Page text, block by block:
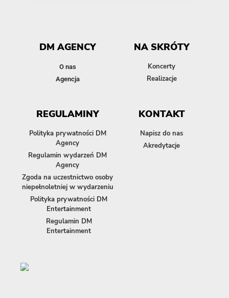
DM AGENCY
O nas
Agencja
NA SKRÓTY
Koncerty
Realizacje
REGULAMINY
Polityka prywatności DM
Agency
Regulamin wydarzeń DM
Agency
Zgoda na uczestnictwo osoby
niepełnoletniej w wydarzeniu
Polityka prywatności DM
Entertainment
Regulamin DM
Entertainment
KONTAKT
Napisz do nas
Akredytacje